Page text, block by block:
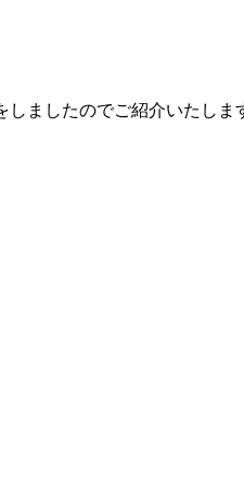
しましたのでご紹介いたし